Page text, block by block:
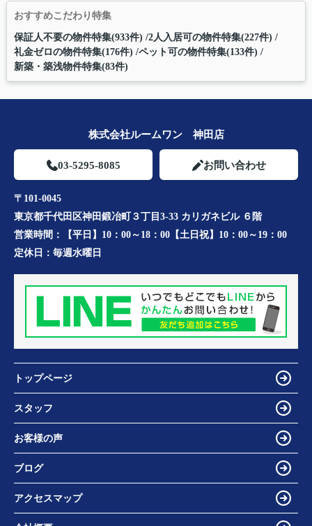
おすすめこだわり特集
保証人不要の物件特集(933件) 2人入居可の物件特集(227件)
礼金ゼロの物件特集(176件) ペット可の物件特集(133件)
新築・築浅物件特集(83件)
株式会社ルームワン 神田店
03-5295-8085 お問い合わせ
〒101-0045
東京都千代田区神田鍛冶町３丁目3-33 カリガネビル ６階
営業時間：
【平日】10：00～18：00【土日祝】10：00～19：00
定休日： 毎週水曜日
トップページ
スタッフ
お客様の声
ブログ
アクセスマップ